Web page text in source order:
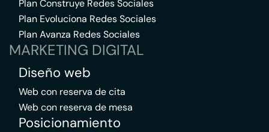
Plan Construye Redes Sociales
Plan Evoluciona Redes Sociales
Plan Avanza Redes Sociales
MARKETING DIGITAL
Diseño web
Web con reserva de cita
Web con reserva de mesa
Posicionamiento